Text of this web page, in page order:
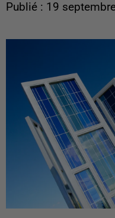
Publié : 19